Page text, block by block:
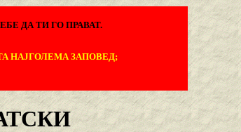
ДА ТИ ГО ПРАВАТ.
НАЈГОЛЕМА ЗАПОВЕД;